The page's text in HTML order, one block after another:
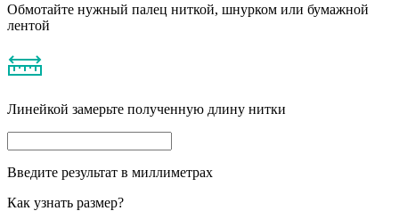
Обмотайте нужный палец ниткой, шнурком или бумажной
лентой
Линейкой замерьте полученную длину нитки
Введите результат в миллиметрах
Как узнать размер?